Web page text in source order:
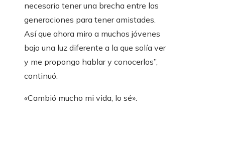
necesario tener una brecha entre las
generaciones para tener amistades.
Así que ahora miro a muchos jóvenes
bajo una luz diferente a la que solía ver
y me propongo hablar y conocerlos”,
continuó.
«Cambió mucho mi vida, lo sé».